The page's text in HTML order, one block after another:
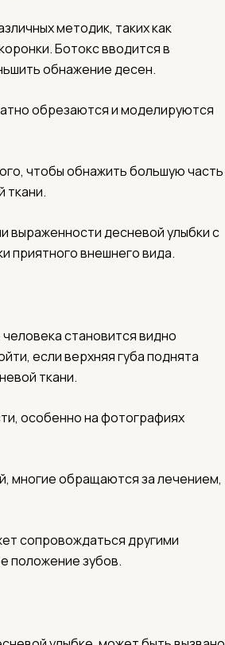
методик, таких как
Ботокс вводится в
обнажение десен.
обрезаются и моделируются
чтобы обнажить большую часть
ткани.
выраженности десневой улыбки с
приятного внешнего вида.
становится видно
если верхняя губа поднята
ткани.
особенно на фотографиях
многие обращаются за лечением,
сопровождаться другими
положение зубов.